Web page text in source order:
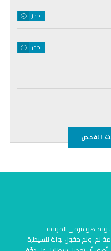
حجز
حجز
الفحص
وقد هو مرمى المزيفة
لم. ولم حقول بوابة للسيطرة